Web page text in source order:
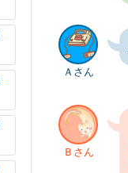
Ａさん
Ｂさん